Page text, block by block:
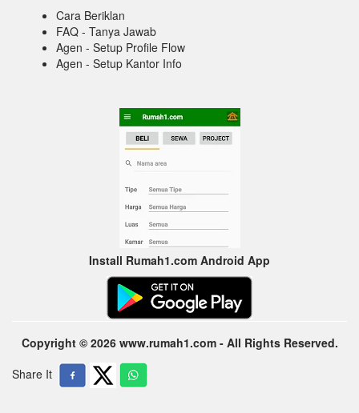
Cara Beriklan
FAQ - Tanya Jawab
Agen - Setup Profile Flow
Agen - Setup Kantor Info
Install Rumah1.com Android App
Copyright © 2026 www.rumah1.com - All Rights Reserved.
Share It